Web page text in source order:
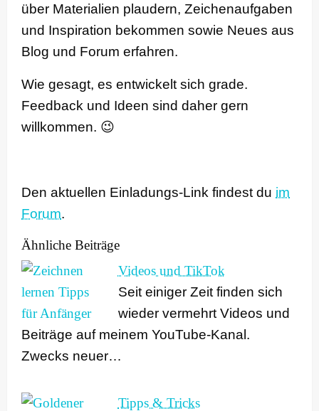
über Materialien plaudern, Zeichenaufgaben
und Inspiration bekommen sowie Neues aus
Blog und Forum erfahren.
Wie gesagt, es entwickelt sich grade.
Feedback und Ideen sind daher gern
willkommen. 😉
Den aktuellen Einladungs-Link findest du im
Forum.
Ähnliche Beiträge
Videos und TikTok
Seit einiger Zeit finden sich
wieder vermehrt Videos und
Beiträge auf meinem YouTube-Kanal.
Zwecks neuer…
Tipps & Tricks